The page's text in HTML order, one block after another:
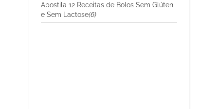
Apostila 12 Receitas de Bolos Sem Glúten
e Sem Lactose(6)